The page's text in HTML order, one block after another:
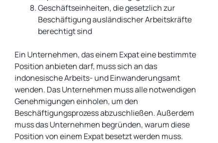
Geschäftseinheiten, die gesetzlich zur
Beschäftigung ausländischer Arbeitskräfte
berechtigt sind
Ein Unternehmen, das einem Expat eine bestimmte
Position anbieten darf, muss sich an das
indonesische Arbeits- und Einwanderungsamt
wenden. Das Unternehmen muss alle notwendigen
Genehmigungen einholen, um den
Beschäftigungsprozess abzuschließen. Außerdem
muss das Unternehmen begründen, warum diese
Position von einem Expat besetzt werden muss.